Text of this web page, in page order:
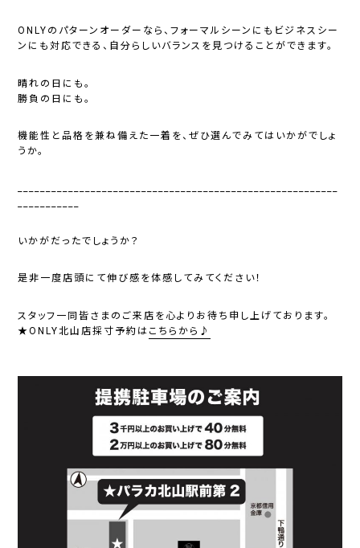
ONLYのパターンオーダーなら、フォーマルシーンにもビジネスシー
ンにも対応できる、自分らしいバランスを見つけることができます。
晴れの日にも。
勝負の日にも。
機能性と品格を兼ね備えた一着を、ぜひ選んでみてはいかがでしょ
うか。
いかがだったでしょうか？
是非一度店頭にて伸び感を体感してみてください！
スタッフ一同皆さまのご来店を心よりお待ち申し上げております。
★ONLY北山店採寸予約は こちらから♪